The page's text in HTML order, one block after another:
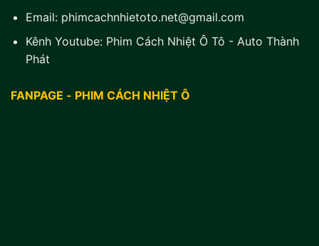
Email: phimcachnhietoto.net@gmail.com
Kênh Youtube: Phim Cách Nhiệt Ô Tô - Auto Thành
Phát
FANPAGE - PHIM CÁCH NHIỆT Ô